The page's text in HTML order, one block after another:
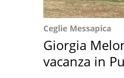
Ceglie Messapica
Giorgia
vacanza in